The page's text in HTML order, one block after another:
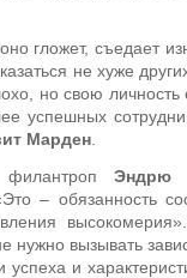
гложет, съедает
не хуже
но свою
успешных
Марден
филантропЭндрю
– обязанность
нужно вызывать
успеха и